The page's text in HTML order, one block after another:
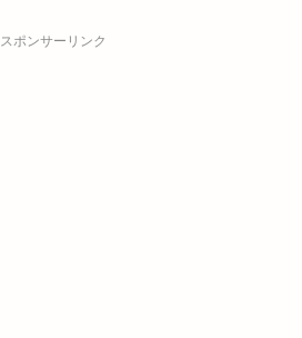
スポンサーリンク